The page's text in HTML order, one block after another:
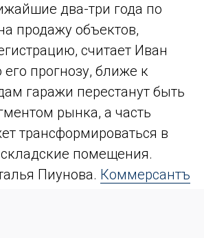
два-три года по
продажу объектов,
считает Иван
прогнозу, ближе к
гаражи перестанут быть
рынка, а часть
трансформироваться в
помещения.
Пиунова. Коммерсантъ